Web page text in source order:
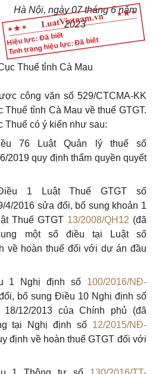
Hiệu lực: Đã biết
Tình trạng hiệu lực: Đã biết
Hà Nội, ngày 07 tháng 6 năm
2023
Thuế tỉnh Cà Mau
công văn số 529/CTCMA-KK
Thuế tỉnh Cà Mau về thuế GTGT.
Thuế có ý kiến như sau:
76 Luật Quản lý thuế số
2019 quy định thẩm quyền quyết
1 Luật Thuế GTGT số
4/2016 sửa đổi, bổ sung khoản 1
Thuế GTGT 13/2008/QH12 (đã
một số điều tại Luật số
về hoàn thuế đối với dự án đầu
1 Nghị định số 100/2016/NĐ-
bổ sung Điều 10 Nghị định số
18/12/2013 của Chính phủ (đã
tại Nghị định số 12/2015/NĐ-
định về hoàn thuế GTGT đối với